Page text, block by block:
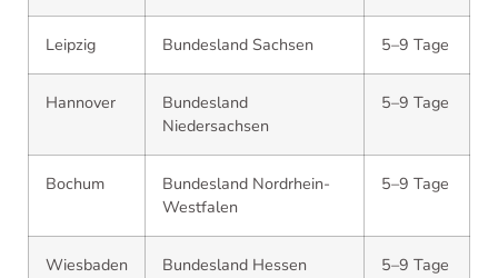
Leipzig Bundesland Sachsen 5–9 Tage
Hannover
Bundesland
Niedersachsen
5–9 Tage
Bochum
Bundesland Nordrhein-
Westfalen
5–9 Tage
Wiesbaden Bundesland Hessen 5–9 Tage